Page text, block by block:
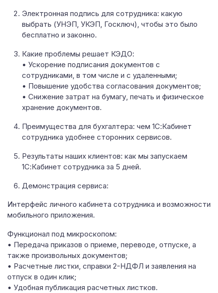
Электронная подпись для сотрудника: какую
выбрать (УНЭП, УКЭП, Госключ), чтобы это было
бесплатно и законно.
Какие проблемы решает КЭДО:
• Ускорение подписания документов с
сотрудниками, в том числе и с удаленными;
• Повышение удобства согласования документов;
• Снижение затрат на бумагу, печать и физическое
хранение документов.
Преимущества для бухгалтера: чем 1С:Кабинет
сотрудника удобнее сторонних сервисов.
Результаты наших клиентов: как мы запускаем
1С:Кабинет сотрудника за 5 дней.
Демонстрация сервиса:
Интерфейс личного кабинета сотрудника и возможности
мобильного приложения.
Функционал под микроскопом:
• Передача приказов о приеме, переводе, отпуске, а
также произвольных документов;
• Расчетные листки, справки 2-НДФЛ и заявления на
отпуск в один клик;
• Удобная публикация расчетных листков.